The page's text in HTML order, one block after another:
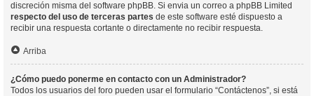
discreción misma del software phpBB. Si envia un correo a phpBB Limited
respecto del uso de terceras partes de este software esté dispuesto a
recibir una respuesta cortante o directamente no recibir respuesta.
Arriba
¿Cómo puedo ponerme en contacto con un Administrador?
Todos los usuarios del foro pueden usar el formulario “Contáctenos”, si está